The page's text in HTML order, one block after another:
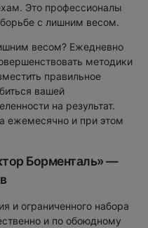
Это профессионалы
с лишним весом.
весом? Ежедневно
методики
правильное
вашей
на результат.
ежемесячно и при этом
Борменталь» —
и ограниченного набора
и по обоюдному